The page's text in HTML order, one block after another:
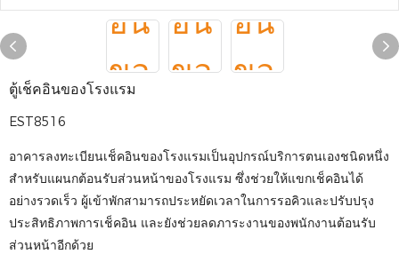
ตู้เช็คอินของโรงแรม
EST8516
อาคารลงทะเบียนเช็คอินของโรงแรมเป็นอุปกรณ์บริการตนเองชนิดหนึ่ง
สำหรับแผนกต้อนรับส่วนหน้าของโรงแรม ซึ่งช่วยให้แขกเช็คอินได้
อย่างรวดเร็ว ผู้เข้าพักสามารถประหยัดเวลาในการรอคิวและปรับปรุง
ประสิทธิภาพการเช็คอิน และยังช่วยลดภาระงานของพนักงานต้อนรับ
ส่วนหน้าอีกด้วย